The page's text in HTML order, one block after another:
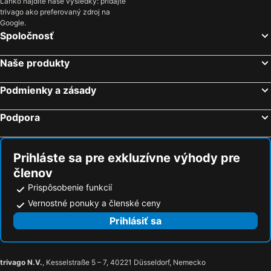
Hotely Túrkeve
Hotely Tiszadada
Hotely Tiszabercel
Hotely Tiszavasvári
Hotely Tószeg
Hotely Tiszaszentimre
Hotely Jászapáti
trivago ako preferovaný zdroj na
Google.
Spoločnosť
Naše produkty
Podmienky a zásady
Podpora
Prihláste sa pre exkluzívne výhody pre
členov
Prispôsobenie funkcií
Vernostné ponuky a členské ceny
Prihlásiť sa
trivago N.V., Kesselstraße 5 – 7, 40221 Düsseldorf, Nemecko